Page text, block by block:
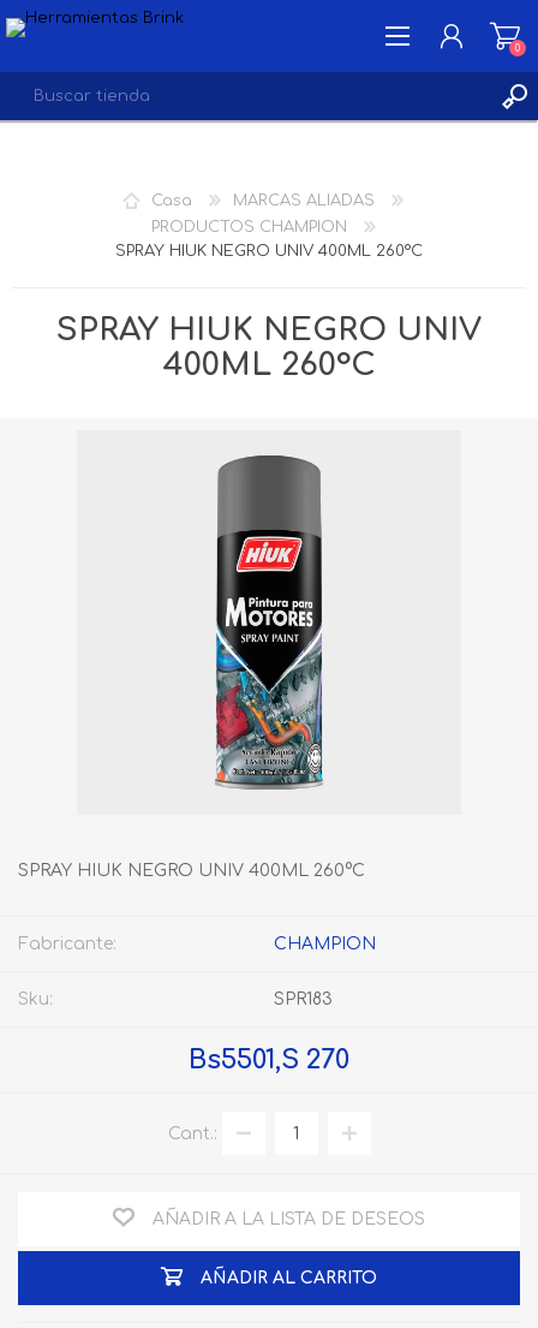
INICIA SESIÓN
LISTA DE DESEOS
0
Casa
MARCAS ALIADAS
PRODUCTOS CHAMPION
SPRAY HIUK NEGRO UNIV 400ML 260°C
SPRAY HIUK NEGRO UNIV
400ML 260°C
SPRAY HIUK NEGRO UNIV 400ML 260°C
Fabricante: CHAMPION
Sku: SPR183
Bs5501,S 270
Cant.:
AÑADIR A LA LISTA DE DESEOS
AÑADIR AL CARRITO